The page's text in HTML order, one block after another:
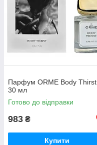
Парфум ORME Body Thirst
30 мл
Готово до відправки
983 ₴
Купити